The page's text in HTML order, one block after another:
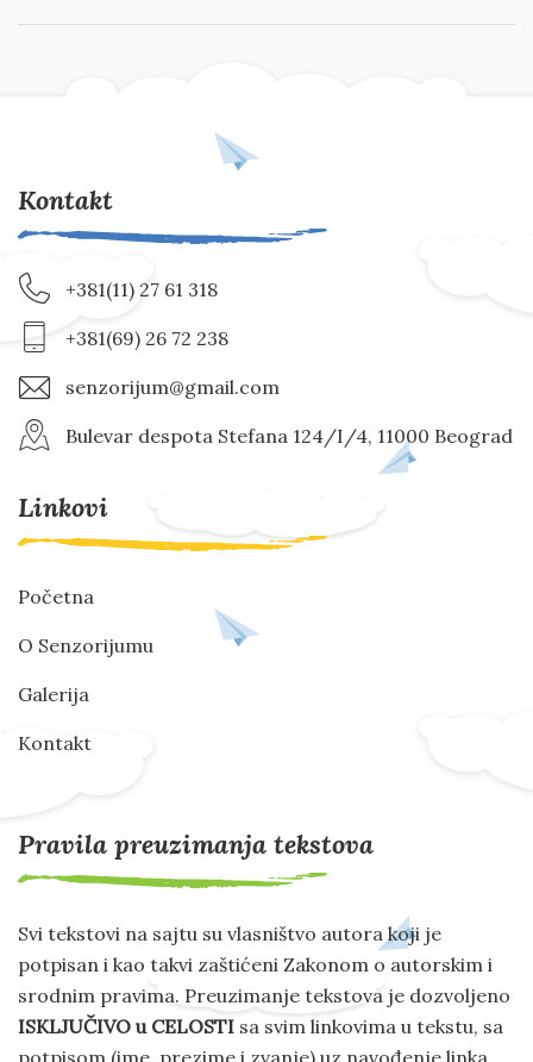
Kontakt
+381(11) 27 61 318
+381(69) 26 72 238
senzorijum@gmail.com
Bulevar despota Stefana 124/I/4, 11000 Beograd
Linkovi
Početna
O Senzorijumu
Galerija
Kontakt
Pravila preuzimanja tekstova
Svi tekstovi na sajtu su vlasništvo autora koji je
potpisan i kao takvi zaštićeni Zakonom o autorskim i
srodnim pravima. Preuzimanje tekstova je dozvoljeno
ISKLJUČIVO u CELOSTI sa svim linkovima u tekstu, sa
potpisom (ime, prezime i zvanje) uz navođenje linka